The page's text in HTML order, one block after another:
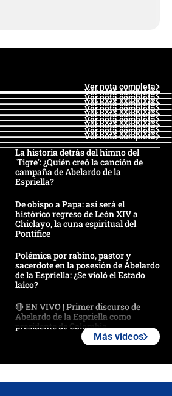
Ver nota completa
Ver nota completa
Ver nota completa
Ver nota completa
Ver nota completa
Ver nota completa
Ver nota completa
Ver nota completa
Ver nota completa
Ver nota completa
La historia detrás del himno del
'Tigre': ¿Quién creó la canción de
campaña de Abelardo de la
Espriella?
De obispo a Papa: así será el
histórico regreso de León XIV a
Chiclayo, la cuna espiritual del
Pontífice
Polémica por rabino, pastor y
sacerdote en la posesión de Abelardo
de la Espriella: ¿Se violó el Estado
laico?
🔴 EN VIVO | Primer discurso de
Abelardo de la Espriella como
presidente de Colombia
Más videos